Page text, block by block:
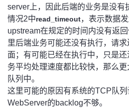
server上，因此后端的业务是没有
情况2中read_timeout，表示数据
upstream在规定的时间内没有返
里后端业务可能还没有执行，请
面；有可能已经在执行中，只是
务平均处理速度都比较快，那么
队列中。
这里可能的原因有系统的TCP队
WebServer的backlog不够。